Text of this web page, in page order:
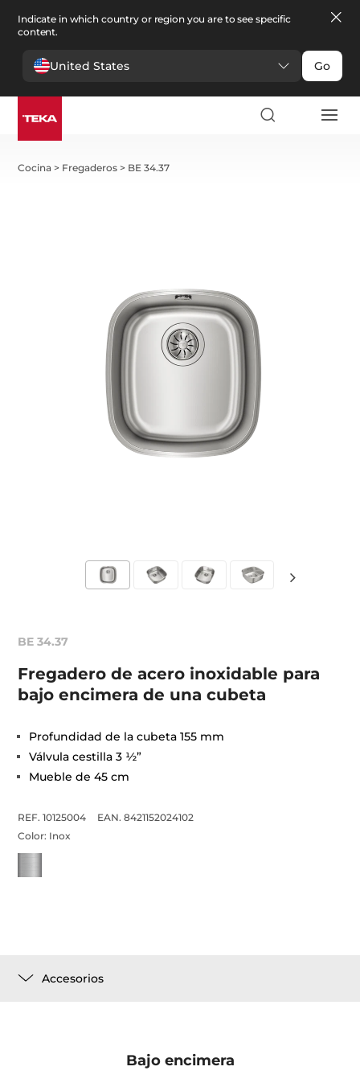
Indicate in which country or region you are to see specific
content.
United States Go
Cocina > Fregaderos > BE 34.37
BE 34.37
Fregadero de acero inoxidable para
bajo encimera de una cubeta
Profundidad de la cubeta 155 mm
Válvula cestilla 3 ½”
Mueble de 45 cm
REF. 10125004
EAN. 8421152024102
Color: Inox
Accesorios
Bajo encimera